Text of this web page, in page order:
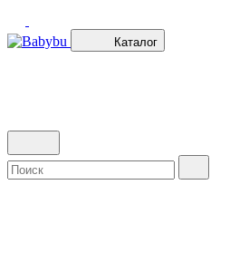
Каталог